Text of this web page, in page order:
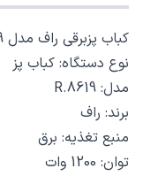
کباب پزبرقی راف مدل R.8619
نوع دستگاه: کباب پز
مدل: R.8619
برند: راف
منبع تغذیه: برق
توان: 1200 وات